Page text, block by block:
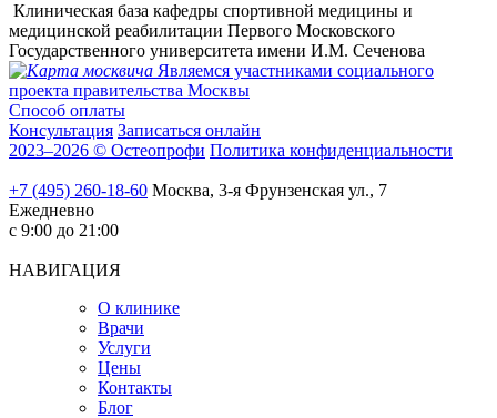
Клиническая база кафедры спортивной медицины и
медицинской реабилитации Первого Московского
Государственного университета имени И.М. Сеченова
Являемся участниками социального
проекта правительства Москвы
Способ оплаты
Консультация Записаться онлайн
2023–2026 © Остеопрофи Политика конфиденциальности
+7 (495) 260-18-60 Москва, 3-я Фрунзенская ул., 7
Ежедневно
с 9:00 до 21:00
НАВИГАЦИЯ
О клинике
Врачи
Услуги
Цены
Контакты
Блог